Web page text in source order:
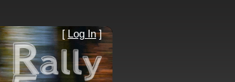
[ Log In]